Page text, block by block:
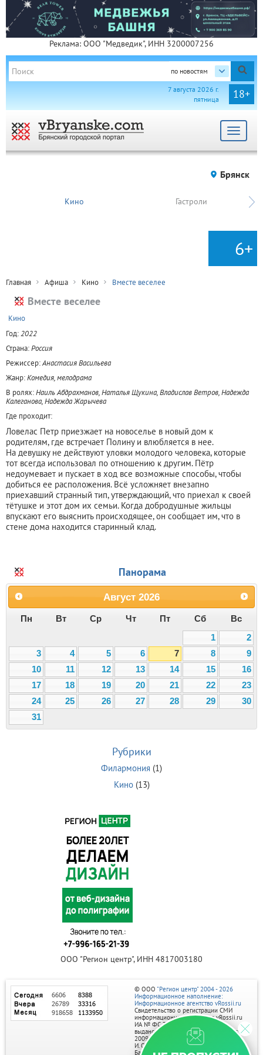
Реклама: ООО "Медведик", ИНН 3200007256
по новостям
18+
7 августа 2026 г.
пятница
Toggle
Брянск
Кино Гастроли
6+
Главная Афиша Кино Вместе веселее
Вместе веселее
Кино
Год:2022
Страна:Россия
Режиссер:Анастасия Васильева
Жанр:Комедия, мелодрама
В ролях:Наиль Абдрахманов, Наталья Щукина, Владислав Ветров, Надежда
Калеганова, Надежда Жарычева
Где проходит:
Ловелас Петр приезжает на новоселье в новый дом к
родителям, где встречает Полину и влюбляется в нее.
На девушку не действуют уловки молодого человека, которые
тот всегда использовал по отношению к другим. Пётр
недоумевает и пускает в ход все возможные способы, чтобы
добиться ее расположения. Всё усложняет внезапно
приехавший странный тип, утверждающий, что приехал к своей
тётушке и этот дом их семьи. Когда добродушные жильцы
впускают его выяснить происходящее, он сообщает им, что в
стене дома находится старинный клад.
Панорама
Август 2026
Пн Вт Ср Чт Пт Сб
Вс
1
2
3
4 5 6 7 8
9
10
11 12 13 14 15
16
17
18 19 20 21 22
23
24
25 26 27 28 29
30
31
Рубрики
Филармония (1)
Кино(13)
ООО "Регион центр", ИНН 4817003180
© ООО "Регион центр" 2004 - 2026
Информационное наполнение:
Информационное агентство vRossii.ru
Свидетельство о регистрации СМИ
информационного агентства vRossii.ru
ИА № ФС 77‑35502
выдано РОСКОМНАДЗОРом 04 марта
2009г.
И. О. Главного редактора Нарыков А. Н.
Баннеры на портале размещаются на